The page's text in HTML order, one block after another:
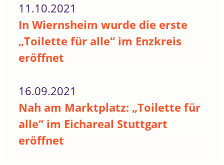
11.10.2021
In Wiernsheim wurde die erste
„Toilette für alle“ im Enzkreis
eröffnet
16.09.2021
Nah am Marktplatz: „Toilette für
alle“ im Eichareal Stuttgart
eröffnet